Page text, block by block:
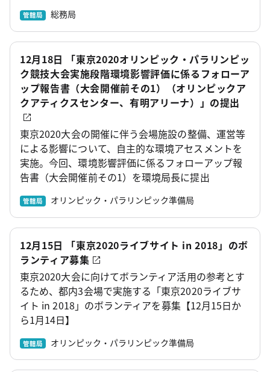
管轄局 総務局
12月18日 「東京2020オリンピック・パラリンピッ
ク競技大会実施段階環境影響評価に係るフォローア
ップ報告書（大会開催前その1）（オリンピックア
クアティクスセンター、有明アリーナ）」の提出
東京2020大会の開催に伴う会場施設の整備、運営等
による影響について、自主的な環境アセスメントを
実施。今回、環境影響評価に係るフォローアップ報
告書（大会開催前その1）を環境局長に提出
管轄局 オリンピック・パラリンピック準備局
12月15日 「東京2020ライブサイト in 2018」のボ
ランティア募集
東京2020大会に向けてボランティア活用の参考とす
るため、都内3会場で実施する「東京2020ライブサ
イト in 2018」のボランティアを募集【12月15日か
ら1月14日】
管轄局 オリンピック・パラリンピック準備局